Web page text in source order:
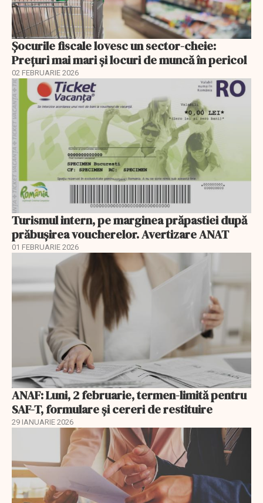
Șocurile fiscale lovesc un sector-cheie:
Prețuri mai mari și locuri de muncă în pericol
02 FEBRUARIE 2026
Turismul intern, pe marginea prăpastiei după
prăbușirea voucherelor. Avertizare ANAT
01 FEBRUARIE 2026
ANAF: Luni, 2 februarie, termen-limită pentru
SAF-T, formulare și cereri de restituire
29 IANUARIE 2026